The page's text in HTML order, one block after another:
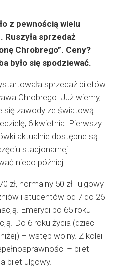
z pewnością wielu
Ruszyła sprzedaż
Chrobrego”. Ceny?
było się spodziewać.
sprzedaż biletów
Chrobrego. Już wiemy,
się zawody ze światową
6 kwietnia. Pierwszy
aktualnie dostępne są
stacjonarnej
nieco później.
zł, normalny 50 zł i ulgowy
i studentów od 7 do 26
Emeryci po 65 roku
Do 6 roku życia (dzieci
– wstęp wolny. Z kolei
– bilet
bilet ulgowy.